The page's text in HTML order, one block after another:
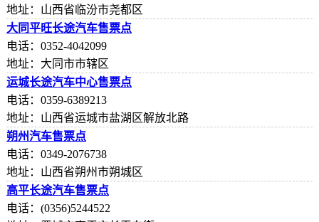
地址：山西省临汾市尧都区
大同平旺长途汽车售票点
电话：0352-4042099
地址：大同市市辖区
运城长途汽车中心售票点
电话：0359-6389213
地址：山西省运城市盐湖区解放北路
朔州汽车售票点
电话：0349-2076738
地址：山西省朔州市朔城区
高平长途汽车售票点
电话：(0356)5244522